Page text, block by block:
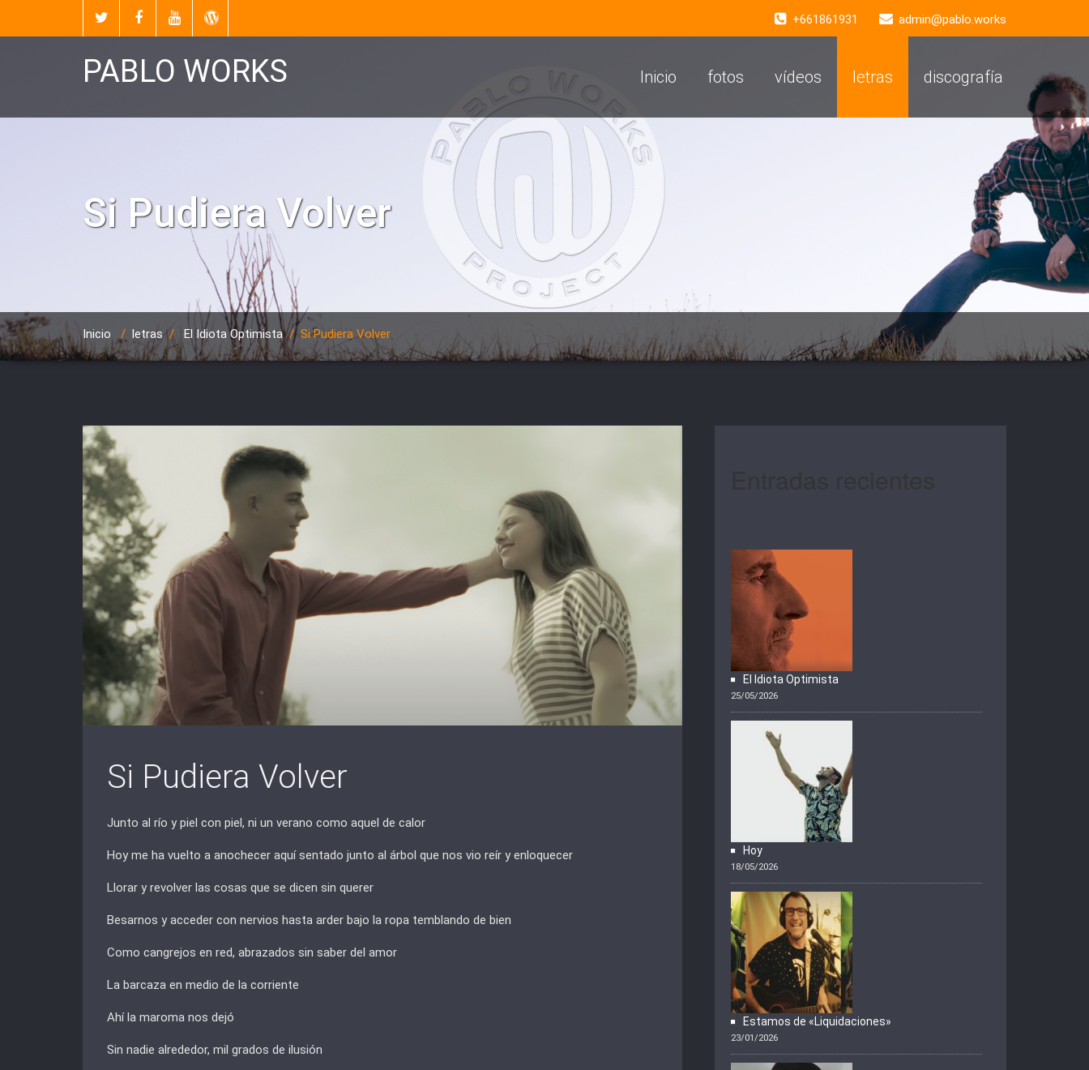
+661861931 admin@pablo.works
PABLO WORKS Inicio fotos vídeos letras discografía
Si Pudiera Volver
Inicio / letras/ El Idiota Optimista/ Si Pudiera Volver
Si Pudiera Volver
Junto al río y piel con piel, ni un verano como aquel de calor
Hoy me ha vuelto a anochecer aquí sentado junto al árbol que nos vio reír y enloquecer
Llorar y revolver las cosas que se dicen sin querer
Besarnos y acceder con nervios hasta arder bajo la ropa temblando de bien
Como cangrejos en red, abrazados sin saber del amor
La barcaza en medio de la corriente
Ahí la maroma nos dejó
Sin nadie alrededor, mil grados de ilusión
El Idiota Optimista
25/05/2026
Hoy
18/05/2026
Estamos de «Liquidaciones»
23/01/2026